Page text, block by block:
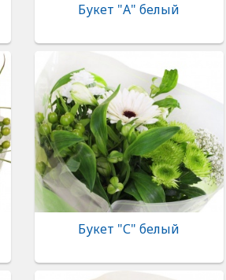
Букет "А" белый
Букет "С" белый